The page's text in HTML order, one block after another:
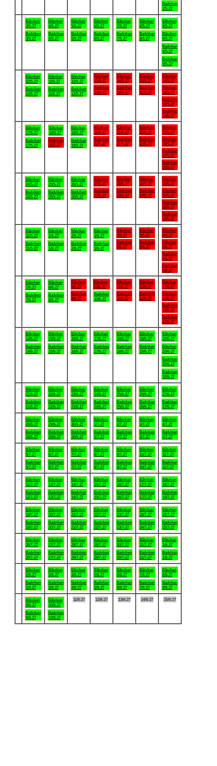
Badviken
2/5-27
Båtviken
3/5-27
Badviken
3/5-27
Båtviken
4/5-27
Badviken
4/5-27
Båtviken
5/5-27
Badviken
5/5-27
Båtviken
6/5-27
Badviken
6/5-27
Båtviken
7/5-27
Badviken
7/5-27
Båtviken
8/5-27
Badviken
8/5-27
Båtviken
9/5-27
Båtviken
9/5-27
Badviken
9/5-27
Badviken
9/5-27
Båtviken
10/5-27
Badviken
10/5-27
Båtviken
11/5-27
Badviken
11/5-27
Båtviken
12/5-27
Badviken
12/5-27
Båtviken
13/5-27
Badviken
13/5-27
Båtviken
14/5-27
Badviken
14/5-27
Båtviken
15/5-27
Badviken
15/5-27
Båtviken
16/5-27
Båtviken
16/5-27
Badviken
16/5-27
Badviken
16/5-27
Båtviken
17/5-27
Badviken
17/5-27
Båtviken
18/5-27
Badviken
18/5-27
Båtviken
19/5-27
Badviken
19/5-27
Båtviken
20/5-27
Badviken
20/5-27
Båtviken
21/5-27
Badviken
21/5-27
Båtviken
22/5-27
Badviken
22/5-27
Båtviken
23/5-27
Båtviken
23/5-27
Badviken
23/5-27
Badviken
23/5-27
Båtviken
24/5-27
Badviken
24/5-27
Båtviken
25/5-27
Badviken
25/5-27
Båtviken
26/5-27
Badviken
26/5-27
Båtviken
27/5-27
Badviken
27/5-27
Båtviken
28/5-27
Badviken
28/5-27
Båtviken
29/5-27
Badviken
29/5-27
Båtviken
30/5-27
Båtviken
30/5-27
Badviken
30/5-27
Badviken
30/5-27
Båtviken
31/5-27
Badviken
31/5-27
Båtviken
1/6-27
Badviken
1/6-27
Båtviken
2/6-27
Badviken
2/6-27
Båtviken
3/6-27
Badviken
3/6-27
Båtviken
4/6-27
Badviken
4/6-27
Båtviken
5/6-27
Badviken
5/6-27
Båtviken
6/6-27
Båtviken
6/6-27
Badviken
6/6-27
Badviken
6/6-27
Båtviken
7/6-27
Badviken
7/6-27
Båtviken
8/6-27
Badviken
8/6-27
Båtviken
9/6-27
Badviken
9/6-27
Båtviken
10/6-27
Badviken
10/6-27
Båtviken
11/6-27
Badviken
11/6-27
Båtviken
12/6-27
Badviken
12/6-27
Båtviken
13/6-27
Båtviken
13/6-27
Badviken
13/6-27
Badviken
13/6-27
Båtviken
14/6-27
Badviken
14/6-27
Båtviken
15/6-27
Badviken
15/6-27
Båtviken
16/6-27
Badviken
16/6-27
Båtviken
17/6-27
Badviken
17/6-27
Båtviken
18/6-27
Badviken
18/6-27
Båtviken
19/6-27
Badviken
19/6-27
Båtviken
20/6-27
Båtviken
20/6-27
Badviken
20/6-27
Badviken
20/6-27
Båtviken
21/6-27
Badviken
21/6-27
Båtviken
22/6-27
Badviken
22/6-27
Båtviken
23/6-27
Badviken
23/6-27
Båtviken
24/6-27
Badviken
24/6-27
Båtviken
25/6-27
Badviken
25/6-27
Båtviken
26/6-27
Badviken
26/6-27
Båtviken
27/6-27
Badviken
27/6-27
Båtviken
28/6-27
Badviken
28/6-27
Båtviken
29/6-27
Badviken
29/6-27
Båtviken
30/6-27
Badviken
30/6-27
Båtviken
1/7-27
Badviken
1/7-27
Båtviken
2/7-27
Badviken
2/7-27
Båtviken
3/7-27
Badviken
3/7-27
Båtviken
4/7-27
Badviken
4/7-27
Båtviken
5/7-27
Badviken
5/7-27
Båtviken
6/7-27
Badviken
6/7-27
Båtviken
7/7-27
Badviken
7/7-27
Båtviken
8/7-27
Badviken
8/7-27
Båtviken
9/7-27
Badviken
9/7-27
Båtviken
10/7-27
Badviken
10/7-27
Båtviken
11/7-27
Badviken
11/7-27
Båtviken
12/7-27
Badviken
12/7-27
Båtviken
13/7-27
Badviken
13/7-27
Båtviken
14/7-27
Badviken
14/7-27
Båtviken
15/7-27
Badviken
15/7-27
Båtviken
16/7-27
Badviken
16/7-27
Båtviken
17/7-27
Badviken
17/7-27
Båtviken
18/7-27
Badviken
18/7-27
Båtviken
19/7-27
Badviken
19/7-27
Båtviken
20/7-27
Badviken
20/7-27
Båtviken
21/7-27
Badviken
21/7-27
Båtviken
22/7-27
Badviken
22/7-27
Båtviken
23/7-27
Badviken
23/7-27
Båtviken
24/7-27
Badviken
24/7-27
Båtviken
25/7-27
Badviken
25/7-27
Båtviken
26/7-27
Badviken
26/7-27
Båtviken
27/7-27
Badviken
27/7-27
Båtviken
28/7-27
Badviken
28/7-27
Båtviken
29/7-27
Badviken
29/7-27
Båtviken
30/7-27
Badviken
30/7-27
Båtviken
31/7-27
Badviken
31/7-27
Båtviken
1/8-27
Badviken
1/8-27
Båtviken
2/8-27
Badviken
2/8-27
Båtviken
3/8-27
Badviken
3/8-27
Båtviken
4/8-27
Badviken
4/8-27
Båtviken
5/8-27
Badviken
5/8-27
Båtviken
6/8-27
Badviken
6/8-27
Båtviken
7/8-27
Badviken
7/8-27
Båtviken
8/8-27
Badviken
8/8-27
Båtviken
9/8-27
Badviken
9/8-27
Båtviken
10/8-27
Badviken
10/8-27
11/8-27 12/8-27 13/8-27 14/8-27 15/8-27